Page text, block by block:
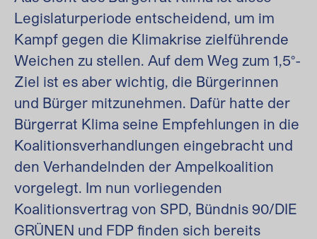
Legislaturperiode entscheidend, um im
Kampf gegen die Klimakrise zielführende
Weichen zu stellen. Auf dem Weg zum 1,5°-
Ziel ist es aber wichtig, die Bürgerinnen
und Bürger mitzunehmen. Dafür hatte der
Bürgerrat Klima seine Empfehlungen in die
Koalitionsverhandlungen eingebracht und
den Verhandelnden der Ampelkoalition
vorgelegt. Im nun vorliegenden
Koalitionsvertrag von SPD, Bündnis 90/DIE
GRÜNEN und FDP finden sich bereits